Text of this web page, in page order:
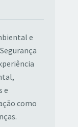
e
e
como